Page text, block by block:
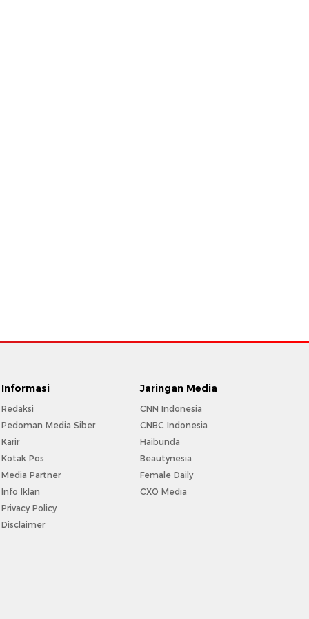
Informasi
Redaksi
Pedoman Media Siber
Karir
Kotak Pos
Media Partner
Info Iklan
Privacy Policy
Disclaimer
Jaringan Media
CNN Indonesia
CNBC Indonesia
Haibunda
Beautynesia
Female Daily
CXO Media